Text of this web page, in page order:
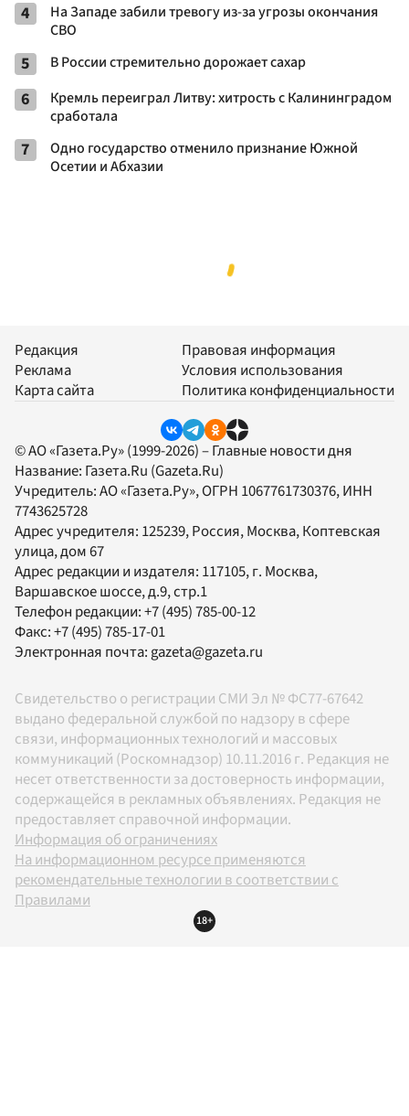
4
На Западе забили тревогу из-за угрозы окончания
СВО
5 В России стремительно дорожает сахар
6
Кремль переиграл Литву: хитрость с Калининградом
сработала
7
Одно государство отменило признание Южной
Осетии и Абхазии
Редакция
Реклама
Карта сайта
Правовая информация
Условия использования
Политика конфиденциальности
© АО «Газета.Ру» (1999-2026) – Главные новости дня
Название: Газета.Ru (Gazeta.Ru)
Учредитель:АО «Газета.Ру», ОГРН 1067761730376, ИНН
7743625728
Адрес учредителя: 125239, Россия, Москва, Коптевская
улица, дом 67
Адрес редакции и издателя: 117105, г. Москва,
Варшавское шоссе, д.9, стр.1
Телефон редакции:+7 (495) 785-00-12
Факс:+7 (495) 785-17-01
Электронная почта:gazeta@gazeta.ru
Свидетельство о регистрации СМИ Эл № ФС77-67642
выдано федеральной службой по надзору в сфере
связи, информационных технологий и массовых
коммуникаций (Роскомнадзор) 10.11.2016 г. Редакция не
несет ответственности за достоверность информации,
содержащейся в рекламных объявлениях. Редакция не
предоставляет справочной информации.
Информация об ограничениях
На информационном ресурсе применяются
рекомендательные технологии в соответствии с
Правилами
18+